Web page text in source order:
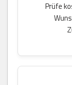
Prüfe